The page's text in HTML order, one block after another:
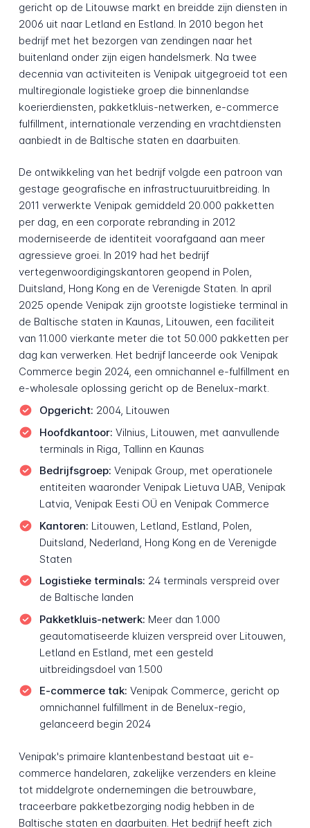
gericht op de Litouwse markt en breidde zijn diensten in
2006 uit naar Letland en Estland. In 2010 begon het
bedrijf met het bezorgen van zendingen naar het
buitenland onder zijn eigen handelsmerk. Na twee
decennia van activiteiten is Venipak uitgegroeid tot een
multiregionale logistieke groep die binnenlandse
koerierdiensten, pakketkluis-netwerken, e-commerce
fulfillment, internationale verzending en vrachtdiensten
aanbiedt in de Baltische staten en daarbuiten.
De ontwikkeling van het bedrijf volgde een patroon van
gestage geografische en infrastructuuruitbreiding. In
2011 verwerkte Venipak gemiddeld 20.000 pakketten
per dag, en een corporate rebranding in 2012
moderniseerde de identiteit voorafgaand aan meer
agressieve groei. In 2019 had het bedrijf
vertegenwoordigingskantoren geopend in Polen,
Duitsland, Hong Kong en de Verenigde Staten. In april
2025 opende Venipak zijn grootste logistieke terminal in
de Baltische staten in Kaunas, Litouwen, een faciliteit
van 11.000 vierkante meter die tot 50.000 pakketten per
dag kan verwerken. Het bedrijf lanceerde ook Venipak
Commerce begin 2024, een omnichannel e-fulfillment en
e-wholesale oplossing gericht op de Benelux-markt.
Opgericht: 2004, Litouwen
Hoofdkantoor: Vilnius, Litouwen, met aanvullende
terminals in Riga, Tallinn en Kaunas
Bedrijfsgroep: Venipak Group, met operationele
entiteiten waaronder Venipak Lietuva UAB, Venipak
Latvia, Venipak Eesti OÜ en Venipak Commerce
Kantoren: Litouwen, Letland, Estland, Polen,
Duitsland, Nederland, Hong Kong en de Verenigde
Staten
Logistieke terminals: 24 terminals verspreid over
de Baltische landen
Pakketkluis-netwerk: Meer dan 1.000
geautomatiseerde kluizen verspreid over Litouwen,
Letland en Estland, met een gesteld
uitbreidingsdoel van 1.500
E-commerce tak: Venipak Commerce, gericht op
omnichannel fulfillment in de Benelux-regio,
gelanceerd begin 2024
Venipak's primaire klantenbestand bestaat uit e-
commerce handelaren, zakelijke verzenders en kleine
tot middelgrote ondernemingen die betrouwbare,
traceerbare pakketbezorging nodig hebben in de
Baltische staten en daarbuiten. Het bedrijf heeft zich